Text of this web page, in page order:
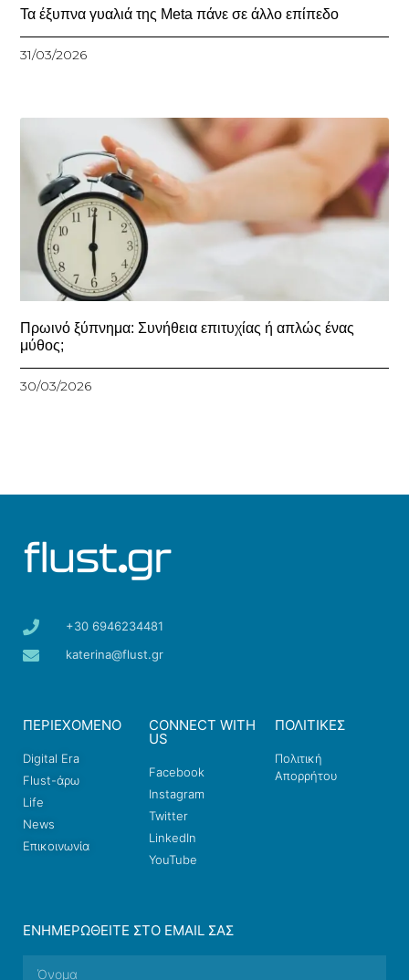
Τα έξυπνα γυαλιά της Meta πάνε σε άλλο επίπεδο
31/03/2026
Πρωινό ξύπνημα: Συνήθεια επιτυχίας ή απλώς ένας
μύθος;
30/03/2026
+30 6946234481
katerina@flust.gr
ΠΕΡΙΕΧΟΜΕΝΟ
Digital Era
Flust-άρω
Life
News
Επικοινωνία
CONNECT WITH
US
Facebook
Instagram
Twitter
LinkedIn
YouTube
ΠΟΛΙΤΙΚΕΣ
Πολιτική
Απορρήτου
ΕΝΗΜΕΡΩΘΕΊΤΕ ΣΤΟ EMAIL ΣΑΣ